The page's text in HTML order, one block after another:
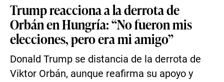
Trump reacciona a la derrota de
Orbán en Hungría: “No fueron mis
elecciones, pero era mi amigo”
Donald Trump se distancia de la derrota de
Viktor Orbán, aunque reafirma su apoyo y